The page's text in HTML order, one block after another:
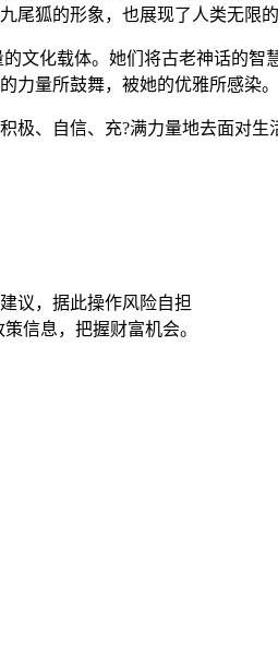
狐的形象，也展现了人类无限的
文化载体。她们将古老神话的智
力量所鼓舞，被她的优雅所感染。
、自信、充?满力量地去面对生
议，据此操作风险自担
信息，把握财富机会。